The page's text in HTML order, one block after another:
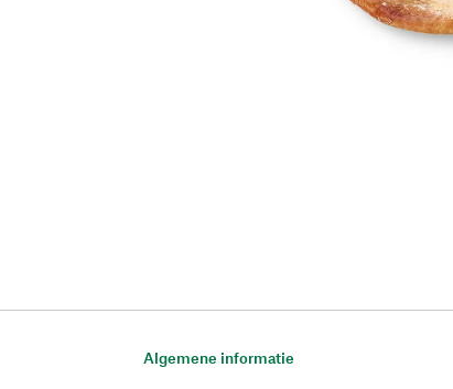
Algemene informatie